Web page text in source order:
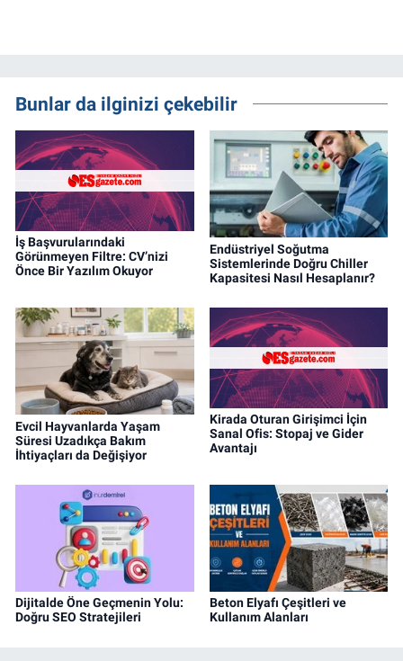
Bunlar da ilginizi çekebilir
İş Başvurularındaki
Görünmeyen Filtre: CV’nizi
Önce Bir Yazılım Okuyor
Endüstriyel Soğutma
Sistemlerinde Doğru Chiller
Kapasitesi Nasıl Hesaplanır?
Evcil Hayvanlarda Yaşam
Süresi Uzadıkça Bakım
İhtiyaçları da Değişiyor
Kirada Oturan Girişimci İçin
Sanal Ofis: Stopaj ve Gider
Avantajı
Dijitalde Öne Geçmenin Yolu:
Doğru SEO Stratejileri
Beton Elyafı Çeşitleri ve
Kullanım Alanları